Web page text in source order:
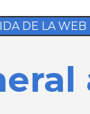
DE LA